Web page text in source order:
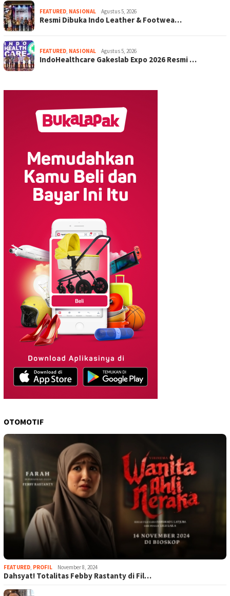
FEATURED, NASIONAL Agustus 5, 2026
Resmi Dibuka Indo Leather & Footwea…
FEATURED, NASIONAL Agustus 5, 2026
IndoHealthcare Gakeslab Expo 2026 Resmi …
OTOMOTIF
FEATURED, PROFIL November 8, 2024
Dahsyat! Totalitas Febby Rastanty di Fil…